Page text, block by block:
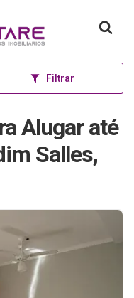
Filtrar
Alugar até
Salles,